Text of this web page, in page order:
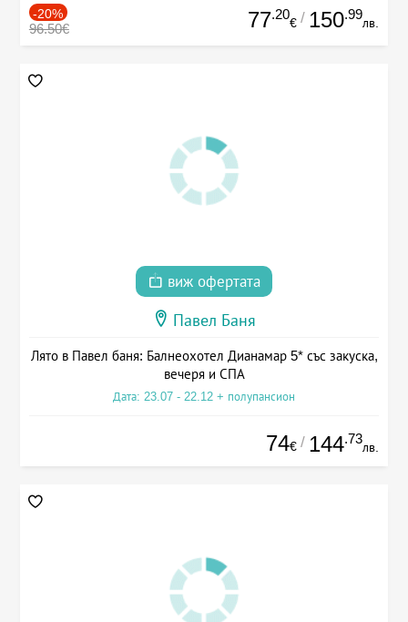
-20%
96.50€ 77.20
€ / 150.99
лв.
виж офертата
Павел Баня
Лято в Павел баня: Балнеохотел Дианамар 5* със закуска,
вечеря и СПА
Дата: 23.07 - 22.12 + полупансион
74€ / 144.73
лв.